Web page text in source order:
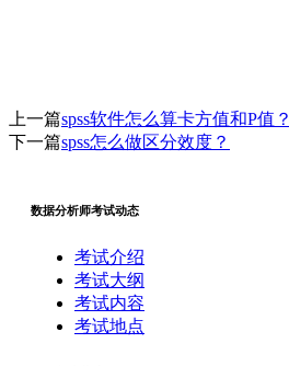
上一篇spss软件怎么算卡方值和P值？
下一篇spss怎么做区分效度？
数据分析师考试动态
考试介绍
考试大纲
考试内容
考试地点